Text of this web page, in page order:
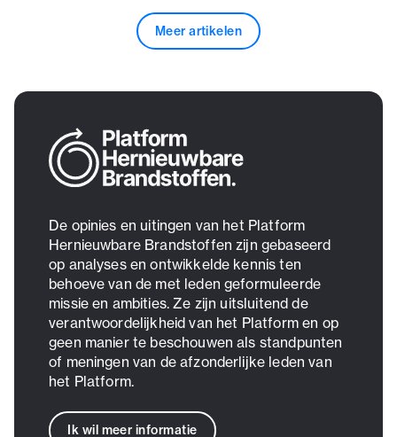
Meer artikelen
De opinies en uitingen van het Platform
Hernieuwbare Brandstoffen zijn gebaseerd
op analyses en ontwikkelde kennis ten
behoeve van de met leden geformuleerde
missie en ambities. Ze zijn uitsluitend de
verantwoordelijkheid van het Platform en op
geen manier te beschouwen als standpunten
of meningen van de afzonderlijke leden van
het Platform.
Ik wil meer informatie